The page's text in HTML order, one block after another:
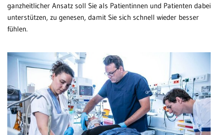
ganzheitlicher Ansatz soll Sie als Patientinnen und Patienten dabei
unterstützen, zu genesen, damit Sie sich schnell wieder besser
fühlen.